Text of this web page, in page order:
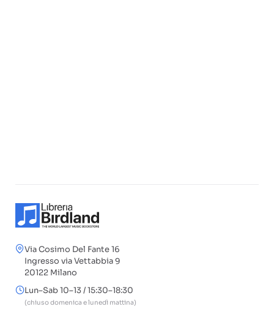
Via Cosimo Del Fante 16
Ingresso via Vettabbia 9
20122 Milano
Lun–Sab 10–13 / 15:30–18:30
(chiuso domenica e lunedì mattina)